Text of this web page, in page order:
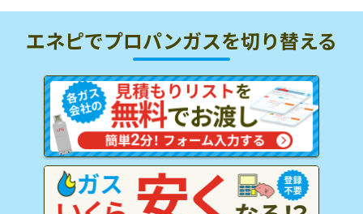
エネピでプロパンガスを切り替える